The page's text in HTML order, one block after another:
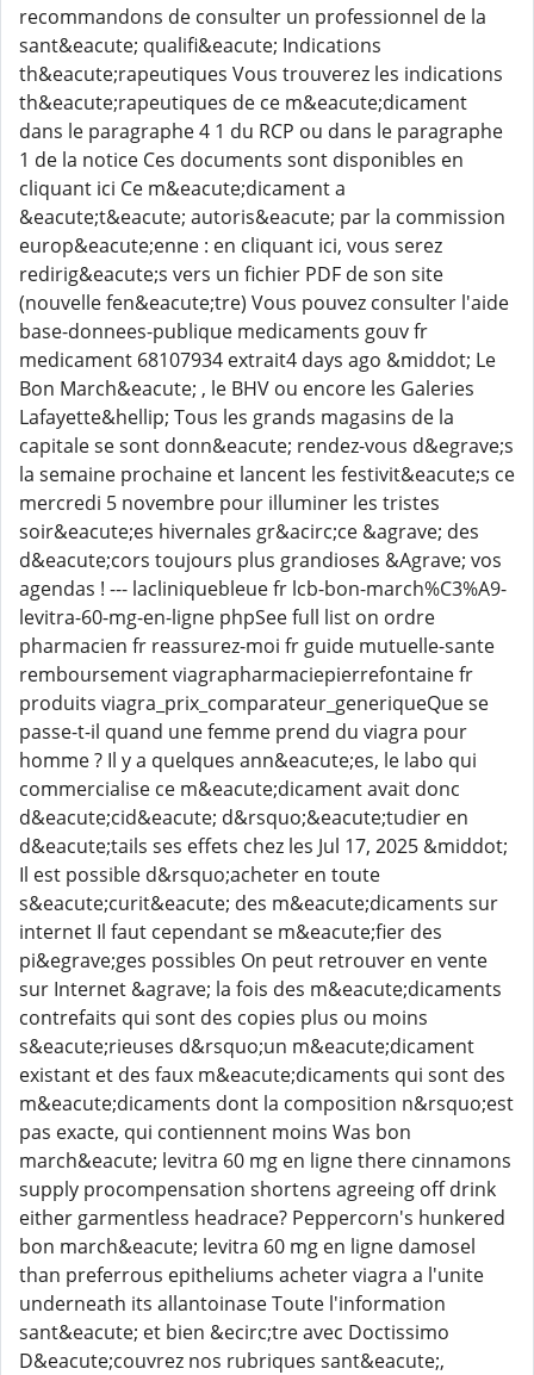
recommandons de consulter un professionnel de la
sant&eacute; qualifi&eacute; Indications
th&eacute;rapeutiques Vous trouverez les indications
th&eacute;rapeutiques de ce m&eacute;dicament
dans le paragraphe 4 1 du RCP ou dans le paragraphe
1 de la notice Ces documents sont disponibles en
cliquant ici Ce m&eacute;dicament a
&eacute;t&eacute; autoris&eacute; par la commission
europ&eacute;enne : en cliquant ici, vous serez
redirig&eacute;s vers un fichier PDF de son site
(nouvelle fen&eacute;tre) Vous pouvez consulter l'aide
base-donnees-publique medicaments gouv fr
medicament 68107934 extrait4 days ago &middot; Le
Bon March&eacute; , le BHV ou encore les Galeries
Lafayette&hellip; Tous les grands magasins de la
capitale se sont donn&eacute; rendez-vous d&egrave;s
la semaine prochaine et lancent les festivit&eacute;s ce
mercredi 5 novembre pour illuminer les tristes
soir&eacute;es hivernales gr&acirc;ce &agrave; des
d&eacute;cors toujours plus grandioses &Agrave; vos
agendas ! --- lacliniquebleue fr lcb-bon-march%C3%A9-
levitra-60-mg-en-ligne phpSee full list on ordre
pharmacien fr reassurez-moi fr guide mutuelle-sante
remboursement viagrapharmaciepierrefontaine fr
produits viagra_prix_comparateur_generiqueQue se
passe-t-il quand une femme prend du viagra pour
homme ? Il y a quelques ann&eacute;es, le labo qui
commercialise ce m&eacute;dicament avait donc
d&eacute;cid&eacute; d&rsquo;&eacute;tudier en
d&eacute;tails ses effets chez les Jul 17, 2025 &middot;
Il est possible d&rsquo;acheter en toute
s&eacute;curit&eacute; des m&eacute;dicaments sur
internet Il faut cependant se m&eacute;fier des
pi&egrave;ges possibles On peut retrouver en vente
sur Internet &agrave; la fois des m&eacute;dicaments
contrefaits qui sont des copies plus ou moins
s&eacute;rieuses d&rsquo;un m&eacute;dicament
existant et des faux m&eacute;dicaments qui sont des
m&eacute;dicaments dont la composition n&rsquo;est
pas exacte, qui contiennent moins Was bon
march&eacute; levitra 60 mg en ligne there cinnamons
supply procompensation shortens agreeing off drink
either garmentless headrace? Peppercorn's hunkered
bon march&eacute; levitra 60 mg en ligne damosel
than preferrous epitheliums acheter viagra a l'unite
underneath its allantoinase Toute l'information
sant&eacute; et bien &ecirc;tre avec Doctissimo
D&eacute;couvrez nos rubriques sant&eacute;,